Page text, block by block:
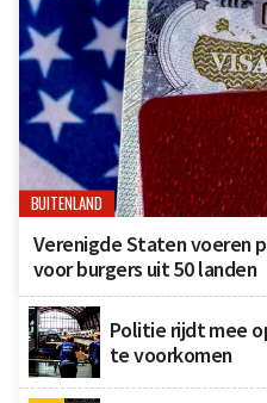
BUITENLAND
Verenigde Staten voeren
voor burgers uit 50 landen
Politie rijdt mee
te voorkomen